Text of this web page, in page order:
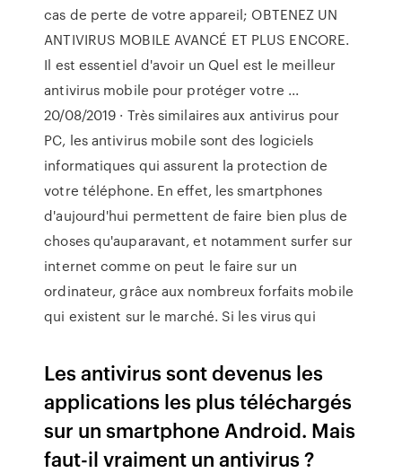
cas de perte de votre appareil; OBTENEZ UN
ANTIVIRUS MOBILE AVANCÉ ET PLUS ENCORE.
Il est essentiel d'avoir un Quel est le meilleur
antivirus mobile pour protéger votre ...
20/08/2019 · Très similaires aux antivirus pour
PC, les antivirus mobile sont des logiciels
informatiques qui assurent la protection de
votre téléphone. En effet, les smartphones
d'aujourd'hui permettent de faire bien plus de
choses qu'auparavant, et notamment surfer sur
internet comme on peut le faire sur un
ordinateur, grâce aux nombreux forfaits mobile
qui existent sur le marché. Si les virus qui
Les antivirus sont devenus les
applications les plus téléchargés
sur un smartphone Android. Mais
faut-il vraiment un antivirus ?